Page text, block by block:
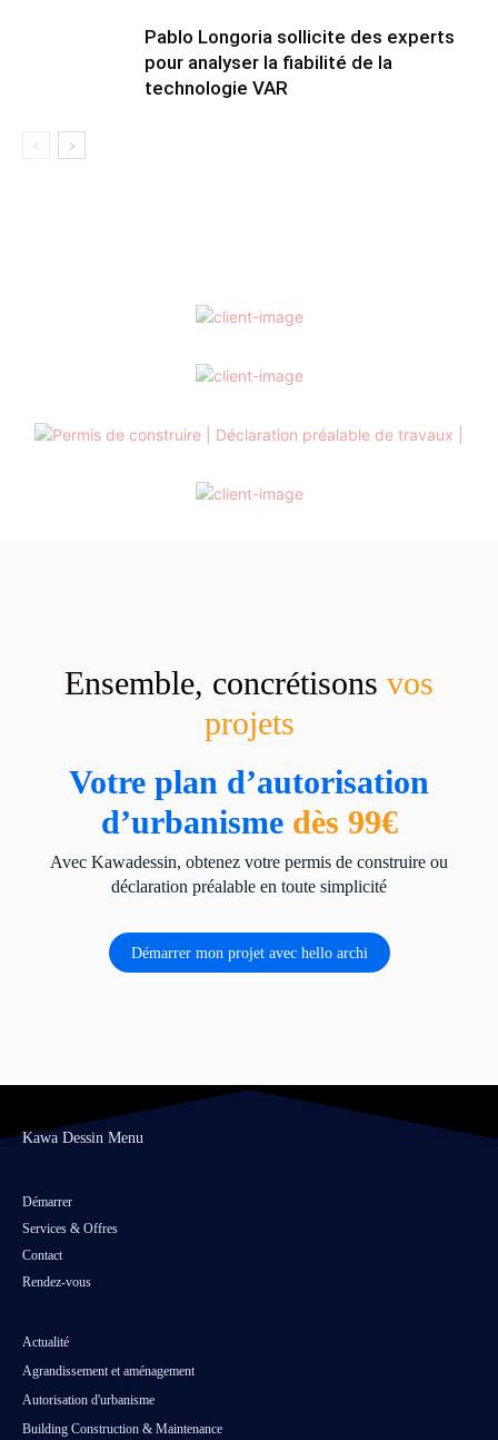
Pablo Longoria sollicite des experts
pour analyser la fiabilité de la
technologie VAR
Ensemble, concrétisons vos
projets
Votre plan d’autorisation
d’urbanisme dès 99€
Avec Kawadessin, obtenez votre permis de construire ou
déclaration préalable en toute simplicité
Démarrer mon projet avec hello archi
Kawa Dessin Menu
Démarrer
Services & Offres
Contact
Rendez-vous
Actualité
Agrandissement et aménagement
Autorisation d'urbanisme
Building Construction & Maintenance